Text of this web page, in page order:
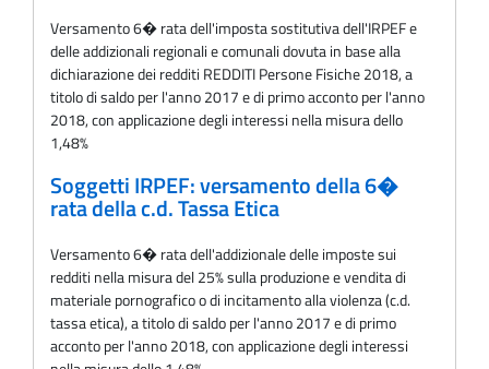
Versamento 6� rata dell'imposta sostitutiva dell'IRPEF e
delle addizionali regionali e comunali dovuta in base alla
dichiarazione dei redditi REDDITI Persone Fisiche 2018, a
titolo di saldo per l'anno 2017 e di primo acconto per l'anno
2018, con applicazione degli interessi nella misura dello
1,48%
Soggetti IRPEF: versamento della 6�
rata della c.d. Tassa Etica
Versamento 6� rata dell'addizionale delle imposte sui
redditi nella misura del 25% sulla produzione e vendita di
materiale pornografico o di incitamento alla violenza (c.d.
tassa etica), a titolo di saldo per l'anno 2017 e di primo
acconto per l'anno 2018, con applicazione degli interessi